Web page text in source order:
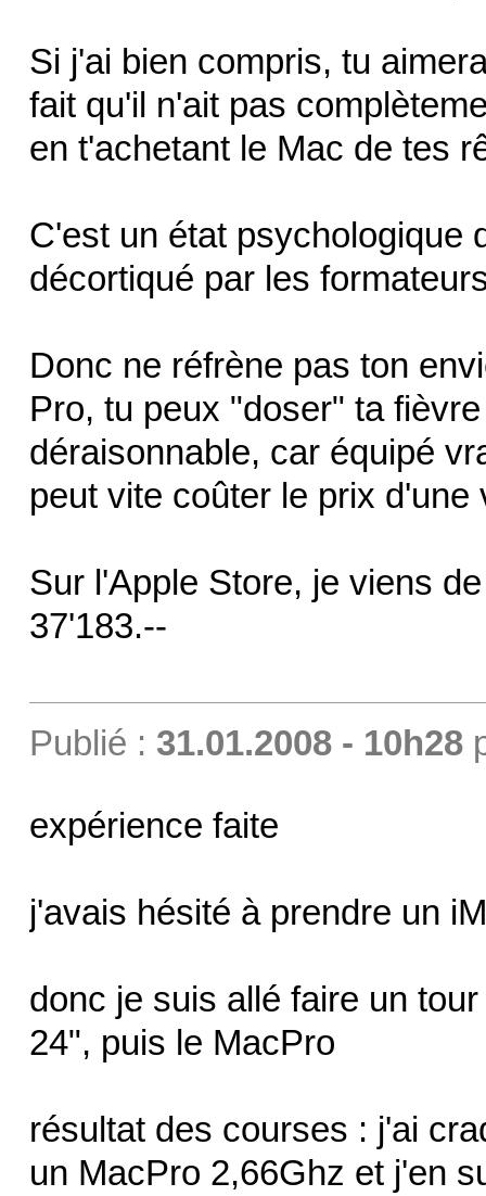
Si j'ai bien compris, tu
fait qu'il n'ait pas
en t'achetant le Mac de tes
C'est un état psychologique
décortiqué par les
Donc ne réfrène pas ton
Pro, tu peux "doser" ta
déraisonnable, car équipé
peut vite coûter le prix d'une
Sur l'Apple Store, je viens
37'183.--
Publié : 31.01.2008 - 10h28
expérience faite
j'avais hésité à prendre un
donc je suis allé faire un
24", puis le MacPro
résultat des courses : j'ai
un MacPro 2,66Ghz et j'en